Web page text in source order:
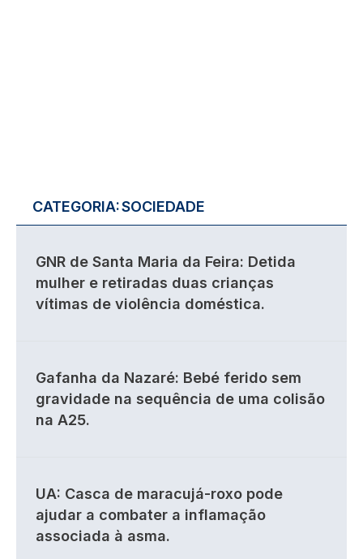
CATEGORIA:SOCIEDADE
GNR de Santa Maria da Feira: Detida
mulher e retiradas duas crianças
vítimas de violência doméstica.
Gafanha da Nazaré: Bebé ferido sem
gravidade na sequência de uma colisão
na A25.
UA: Casca de maracujá-roxo pode
ajudar a combater a inflamação
associada à asma.